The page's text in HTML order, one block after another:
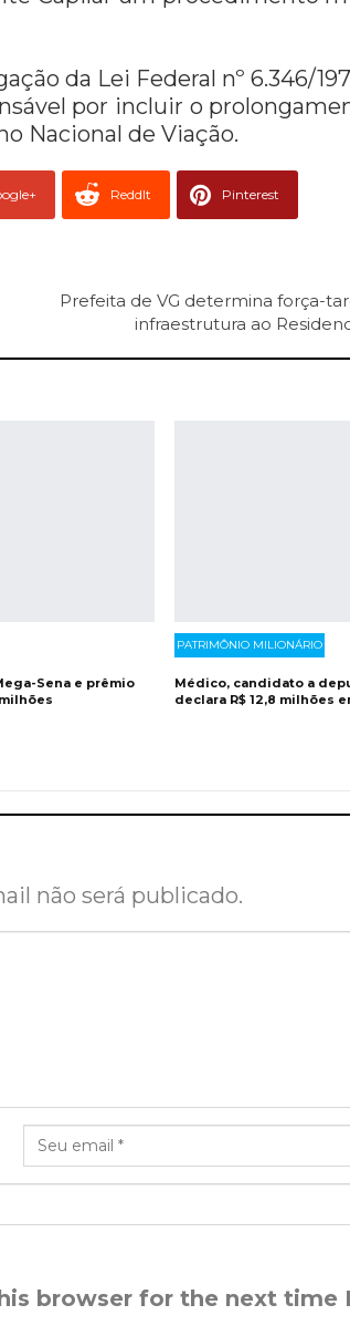
da Lei Federal nº 6.346/
por incluir o
Nacional de Viação.
ReddIt Pinterest
Prefeita de VG determina força-
infraestrutura ao
Sena e prêmio
PATRIMÔNIO MILIONÁRIO
Médico, candidato a
declara R$ 12,8 milhões
não será publicado.
browser for the next time